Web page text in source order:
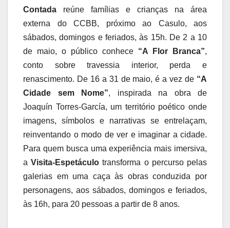
Contada reúne famílias e crianças na área
externa do CCBB, próximo ao Casulo, aos
sábados, domingos e feriados, às 15h. De 2 a 10
de maio, o público conhece “A Flor Branca”,
conto sobre travessia interior, perda e
renascimento. De 16 a 31 de maio, é a vez de “A
Cidade sem Nome”, inspirada na obra de
Joaquín Torres-García, um território poético onde
imagens, símbolos e narrativas se entrelaçam,
reinventando o modo de ver e imaginar a cidade.
Para quem busca uma experiência mais imersiva,
aVisita-Espetáculo transforma o percurso pelas
galerias em uma caça às obras conduzida por
personagens, aos sábados, domingos e feriados,
às 16h, para 20 pessoas a partir de 8 anos.